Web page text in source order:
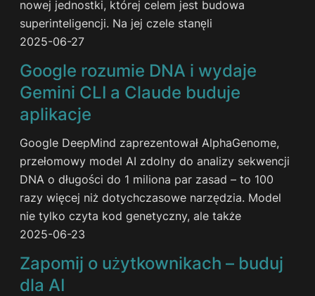
nowej jednostki, której celem jest budowa
superinteligencji. Na jej czele stanęli
2025-06-27
Google rozumie DNA i wydaje
Gemini CLI a Claude buduje
aplikacje
Google DeepMind zaprezentował AlphaGenome,
przełomowy model AI zdolny do analizy sekwencji
DNA o długości do 1 miliona par zasad – to 100
razy więcej niż dotychczasowe narzędzia. Model
nie tylko czyta kod genetyczny, ale także
2025-06-23
Zapomij o użytkownikach – buduj
dla AI